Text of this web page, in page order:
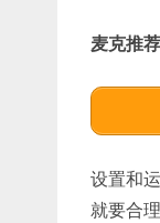
麦克推
设置和
就要合